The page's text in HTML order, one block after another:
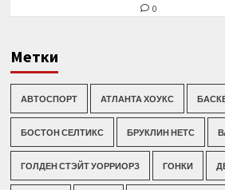
0
Метки
АВТОСПОРТ АТЛАНТА ХОУКС
БОСТОН СЕЛТИКС БРУКЛИН НЕТС
ГОЛДЕН СТЭЙТ УОРРИОРЗ ГОНКИ